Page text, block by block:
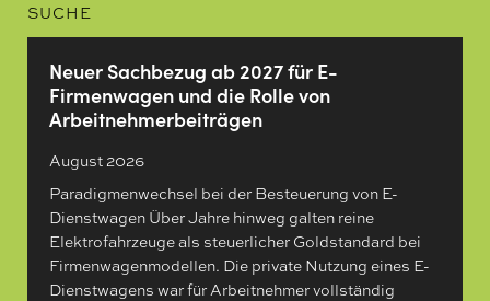
SUCHE
Neuer Sachbezug ab 2027 für E-
Firmenwagen und die Rolle von
Arbeitnehmer​­beiträgen
August 2026
Paradigmenwechsel bei der Besteuerung von E-
Dienstwagen Über Jahre hinweg galten reine
Elektrofahrzeuge als steuerlicher Goldstandard bei
Firmenwagenmodellen. Die private Nutzung eines E-
Dienstwagens war für Arbeitnehmer vollständig